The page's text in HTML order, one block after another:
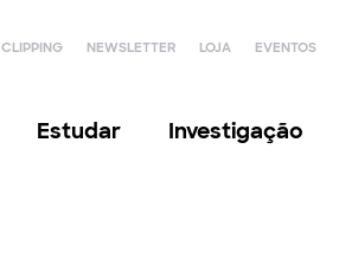
CLIPPING NEWSLETTER LOJA EVENTOS
Estudar Investigação